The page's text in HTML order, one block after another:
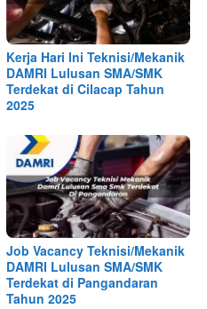
Kerja Hari Ini Teknisi/Mekanik
DAMRI Lulusan SMA/SMK
Terdekat di Cilacap Tahun
2025
Job Vacancy Teknisi/Mekanik
DAMRI Lulusan SMA/SMK
Terdekat di Pangandaran
Tahun 2025